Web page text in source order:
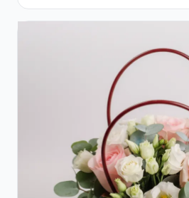
Roz în Cutie Albă